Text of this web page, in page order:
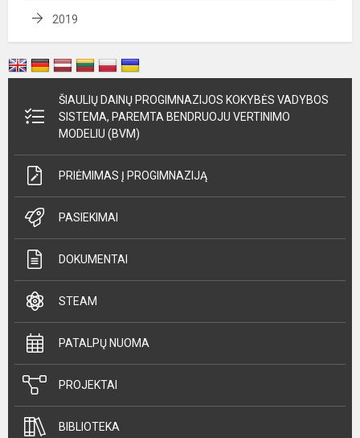
2019
ŠIAULIŲ DAINŲ PROGIMNAZIJOS KOKYBĖS VADYBOS
SISTEMA, PAREMTA BENDRUOJU VERTINIMO
MODELIU (BVM)
PRIĖMIMAS Į PROGIMNAZIJĄ
PASIEKIMAI
DOKUMENTAI
STEAM
PATALPŲ NUOMA
PROJEKTAI
BIBLIOTEKA